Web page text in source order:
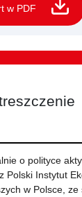
w PDF
o polityce
Polski Instytut
w Polsce, ze